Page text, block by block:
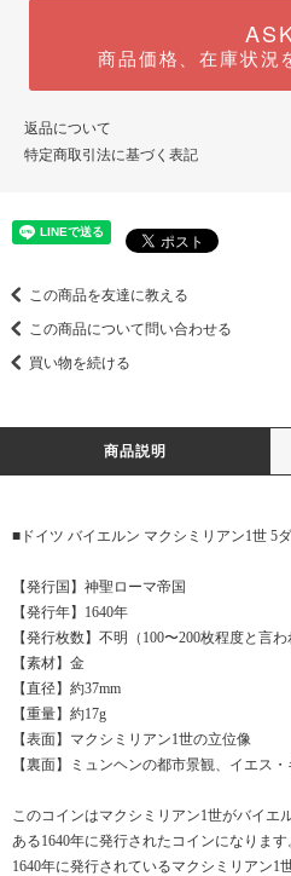
商品価格、在庫状況
返品について
特定商取引法に基づく表記
この商品を友達に教える
この商品について問い合わせる
買い物を続ける
商品説明
■ドイツ バイエルン マクシミリアン1世 5
【発行国】神聖ローマ帝国
【発行年】1640年
【発行枚数】不明（100〜200枚程度と言わ
【素材】金
【直径】約37mm
【重量】約17g
【表面】マクシミリアン1世の立位像
【裏面】ミュンヘンの都市景観、イエス
このコインはマクシミリアン1世がバイエ
ある1640年に発行されたコインになります
1640年に発行されているマクシミリアン1